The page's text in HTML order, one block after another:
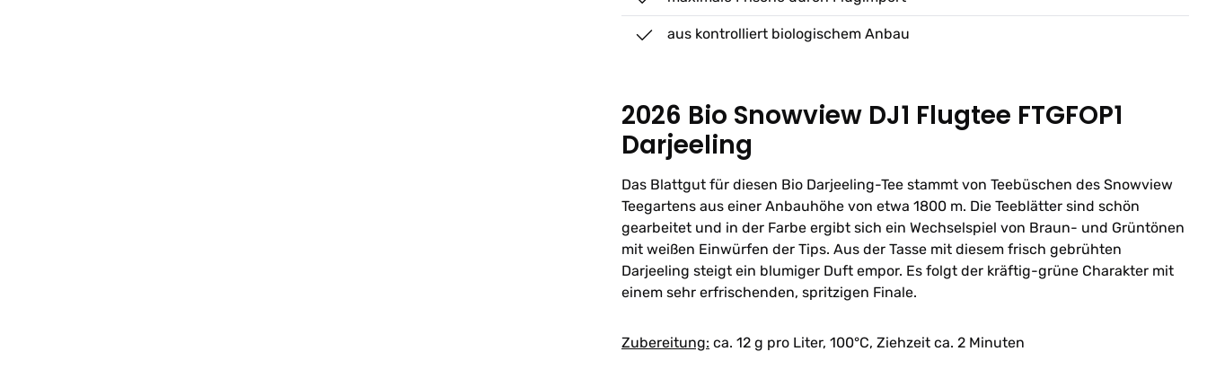
aus kontrolliert biologischem Anbau
2026 Bio Snowview DJ1 Flugtee FTGFOP1
Darjeeling
Das Blattgut für diesen Bio Darjeeling-Tee stammt von Teebüschen des Snowview
Teegartens aus einer Anbauhöhe von etwa 1800 m. Die Teeblätter sind schön
gearbeitet und in der Farbe ergibt sich ein Wechselspiel von Braun- und Grüntönen
mit weißen Einwürfen der Tips. Aus der Tasse mit diesem frisch gebrühten
Darjeeling steigt ein blumiger Duft empor. Es folgt der kräftig-grüne Charakter mit
einem sehr erfrischenden, spritzigen Finale.
Zubereitung: ca. 12 g pro Liter, 100°C, Ziehzeit ca. 2 Minuten